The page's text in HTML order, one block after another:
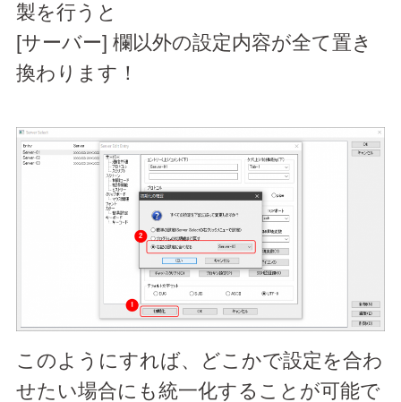
製を行うと
[サーバー] 欄以外の設定内容が全て置き
換わります！
このようにすれば、どこかで設定を合わ
せたい場合にも統一化することが可能で